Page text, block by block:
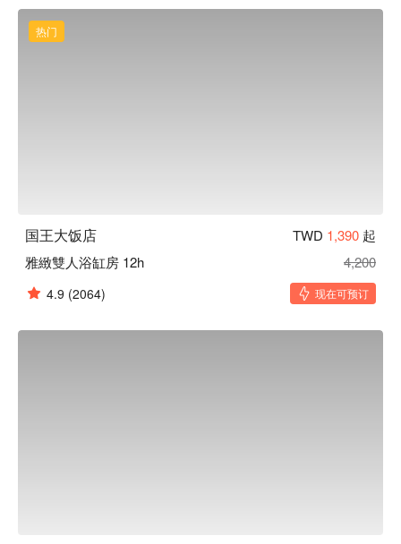
热门
国王大饭店 TWD 1,390 起
雅緻雙人浴缸房 12h
4,200
4.9 (2064) 现在可预订